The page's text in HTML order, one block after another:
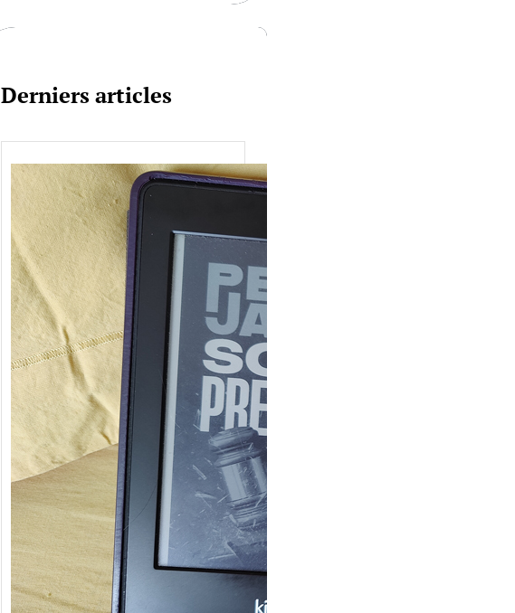
h
Derniers articles
Je bouquine #149
Sans grande surprise, j’ai
replongé dans la série
« Roy Grace »…